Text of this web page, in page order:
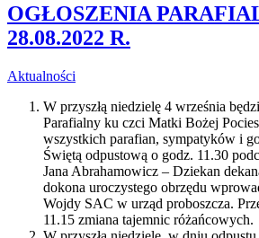
OGŁOSZENIA
28.08.2022 R.
Aktualności
W przyszłą niedzielę 4 września
Parafialny ku czci Matki Bożej
wszystkich parafian, sympatyków i
Świętą odpustową o godz. 11.30
Jana Abrahamowicz – Dziekan
dokona uroczystego obrzędu
Wojdy SAC w urząd proboszcza.
11.15 zmiana tajemnic różańcowych.